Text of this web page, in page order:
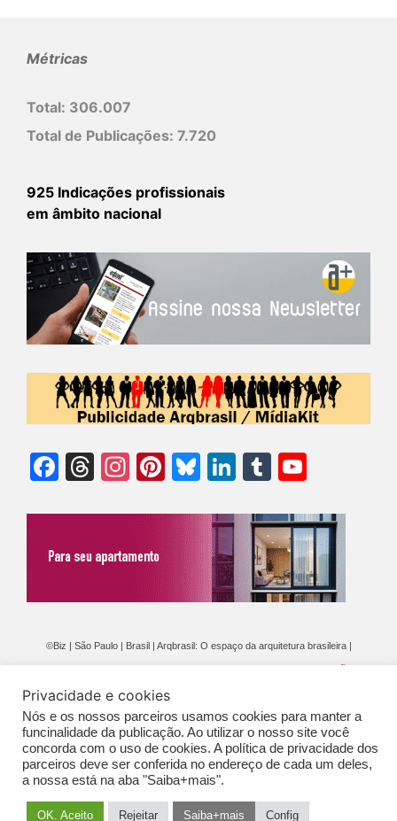
Métricas
Total: 306.007
Total de Publicações: 7.720
925 Indicações profissionais
em âmbito nacional
Facebook
Threads
Instagram
Pinterest
Bluesky
LinkedIn
Tumblr
©Biz | São Paulo | Brasil | Arqbrasil: O espaço da arquitetura brasileira |
GERAIS DE PUBLICAÇÃO (CGP
Privacidade e cookies
Nós e os nossos parceiros usamos cookies para manter a
funcinalidade da publicação. Ao utilizar o nosso site você
concorda com o uso de cookies. A política de privacidade dos
parceiros deve ser conferida no endereço de cada um deles,
a nossa está na aba "Saiba+mais".
OK. Aceito Rejeitar Saiba+mais Config